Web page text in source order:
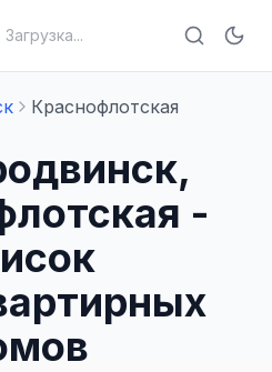
Загрузка...
Краснофлотская
-